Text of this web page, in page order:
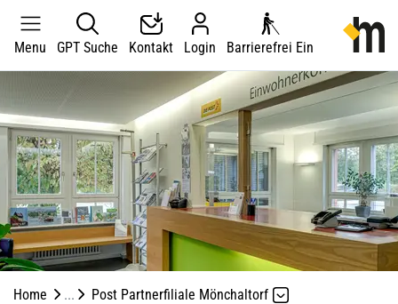
zur Startseite
Direkt zur Hauptnavigation
Direkt zum Inhalt
Direkt zur Suche
Direkt zum Stichwortverzeichnis
Kopfzeile
zur
Menu
GPT Suche Kontakt Login Barrierefrei Ein
Hauptnavigation
Hauptinhalt
Home Post Partnerfiliale Mönchaltorf